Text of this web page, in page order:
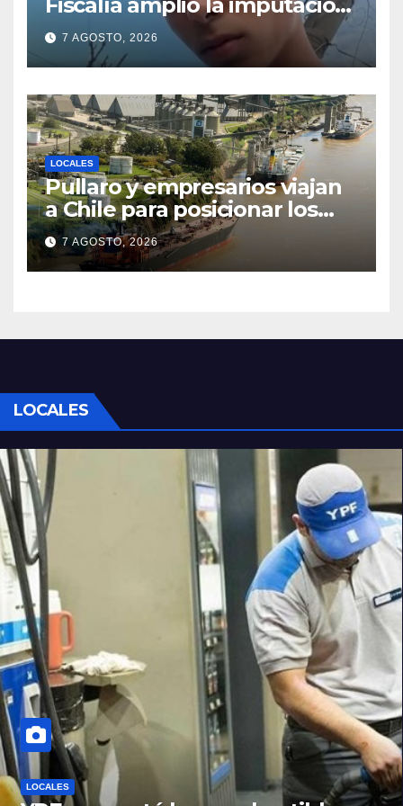
contra la menor acusada del
crimen y la causa se
encamina al juicio por jurados
7 AGOSTO, 2026
LOCALES
Pullaro y empresarios viajan
a Chile para posicionar los
puertos del sur de Santa Fe
como salida para las
exportaciones mineras
7 AGOSTO, 2026
LOCALES
LOCALES